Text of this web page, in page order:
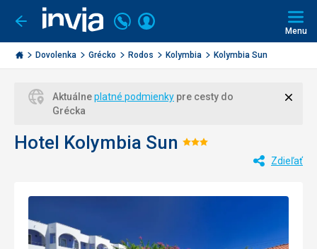
Ísť
späť
Invia.sk
Volajte
+421
2
3221
Prihlásiť
Menu
Dovolenka Grécko Rodos Kolymbia Kolymbia Sun
Aktuálneplatné podmienky pre cesty do
Grécka
Hotel Kolymbia Sun Hodnotenie:
Zdieľať